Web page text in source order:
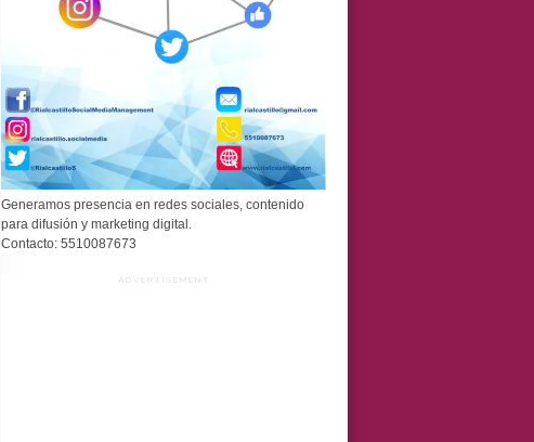
Generamos presencia en redes sociales, contenido
para difusión y marketing digital.
Contacto: 5510087673
ADVERTISEMENT